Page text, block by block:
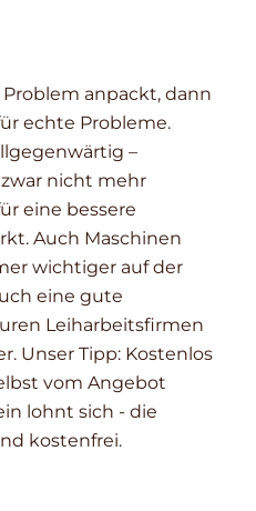
anpackt, dann
echte Probleme.
–
nicht mehr
eine bessere
Auch Maschinen
wichtiger auf der
eine gute
Leiharbeitsfirmen
Unser Tipp: Kostenlos
vom Angebot
lohnt sich - die
kostenfrei.